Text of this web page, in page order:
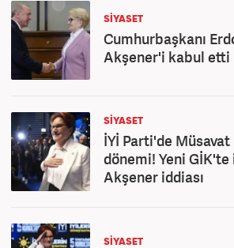
SİYASET
Cumhurbaşkanı
Akşener'i kabul etti
SİYASET
İYİ Parti'de
dönemi! Yeni
Akşener iddiası
SİYASET